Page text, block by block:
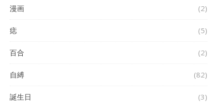
漫画 (2)
痣 (5)
百合 (2)
自縛 (82)
誕生日 (3)